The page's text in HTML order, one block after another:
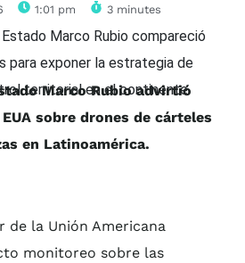
1:01 pm 3 minutes
Marco Rubio advirtió
sobre drones de cárteles
en Latinoamérica.
de la Unión Americana
monitoreo sobre las